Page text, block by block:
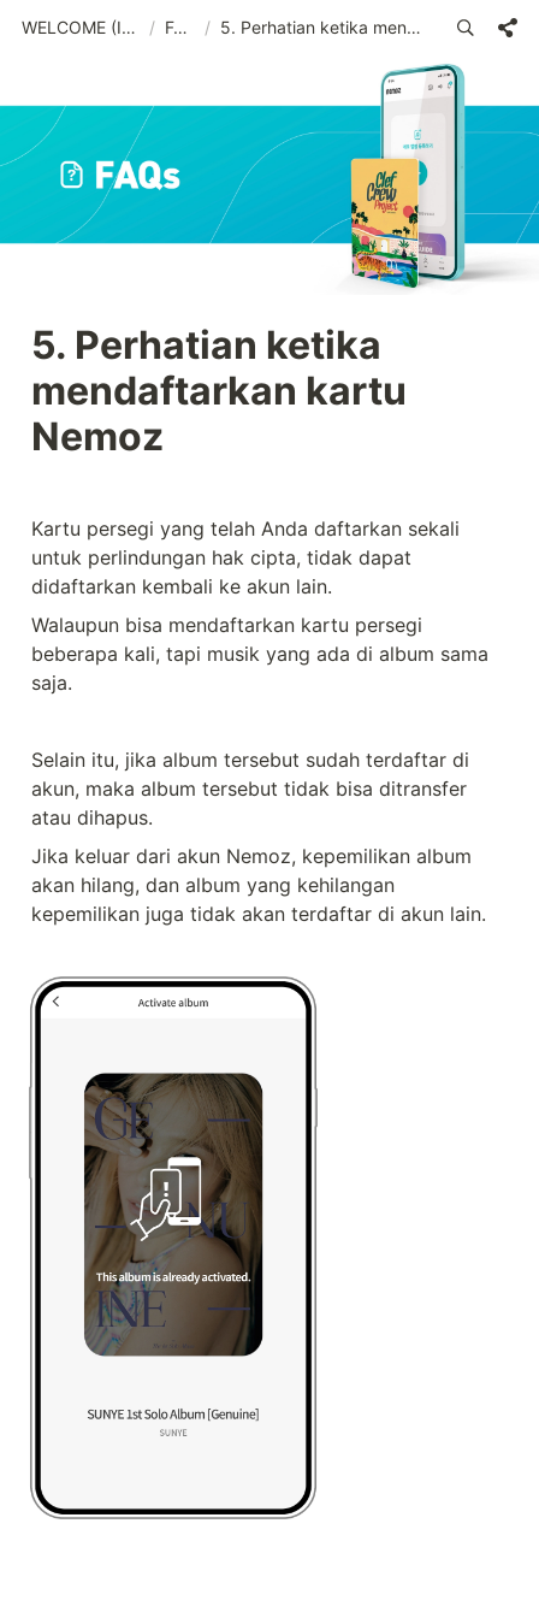
WELCOME (IND)_old / FAQs / 5. Perhatian ketika mendaftarkan kartu Nemoz
5. Perhatian ketika
mendaftarkan kartu
Nemoz
Kartu persegi yang telah Anda daftarkan sekali
untuk perlindungan hak cipta, tidak dapat
didaftarkan kembali ke akun lain.
Walaupun bisa mendaftarkan kartu persegi
beberapa kali, tapi musik yang ada di album sama
saja.
Selain itu, jika album tersebut sudah terdaftar di
akun, maka album tersebut tidak bisa ditransfer
atau dihapus.
Jika keluar dari akun Nemoz, kepemilikan album
akan hilang, dan album yang kehilangan
kepemilikan juga tidak akan terdaftar di akun lain.